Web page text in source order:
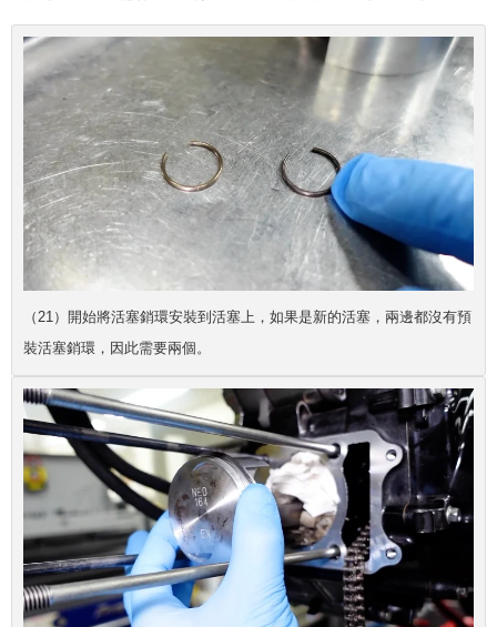
（21）開始將活塞銷環安裝到活塞上，如果是新的活塞，兩邊都沒有預
裝活塞銷環，因此需要兩個。